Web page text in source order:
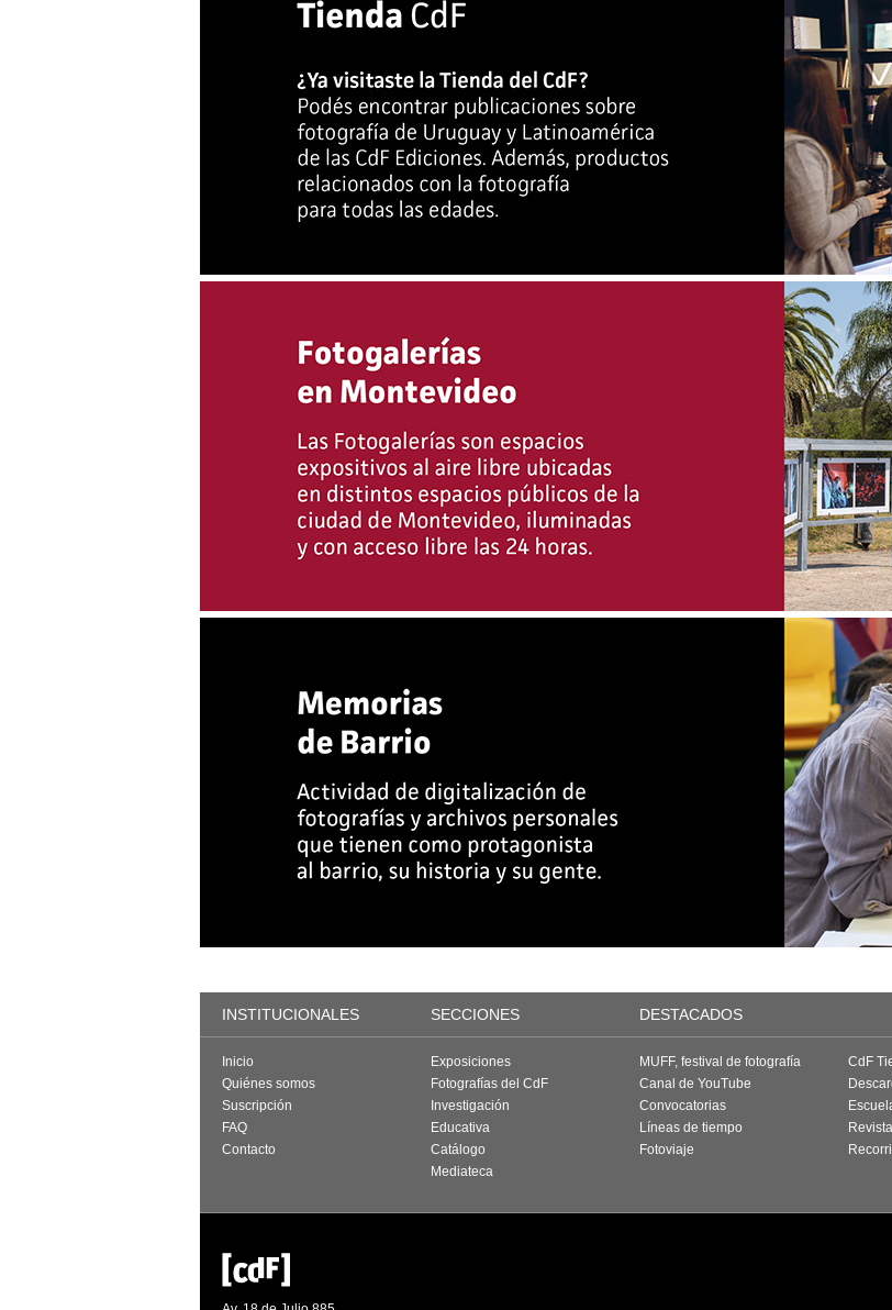
INSTITUCIONALES SECCIONES DESTACADOS
Inicio
Quiénes somos
Suscripción
FAQ
Contacto
Exposiciones
Fotografías del CdF
Investigación
Educativa
Catálogo
Mediateca
MUFF, festival de fotografía
Canal de YouTube
Convocatorias
Líneas de tiempo
Fotoviaje
CdF